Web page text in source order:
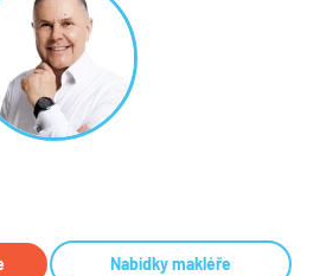
Nabídky makléře